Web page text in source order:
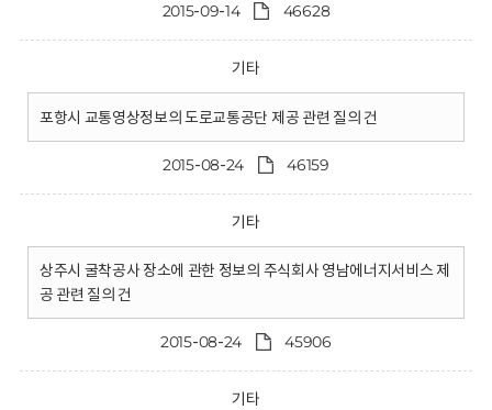
2015-09-14 46628
기타
포항시 교통영상정보의 도로교통공단 제공 관련 질의 건
2015-08-24 46159
기타
상주시 굴착공사 장소에 관한 정보의 주식회사 영남에너지서비스 제
공 관련 질의 건
2015-08-24 45906
기타